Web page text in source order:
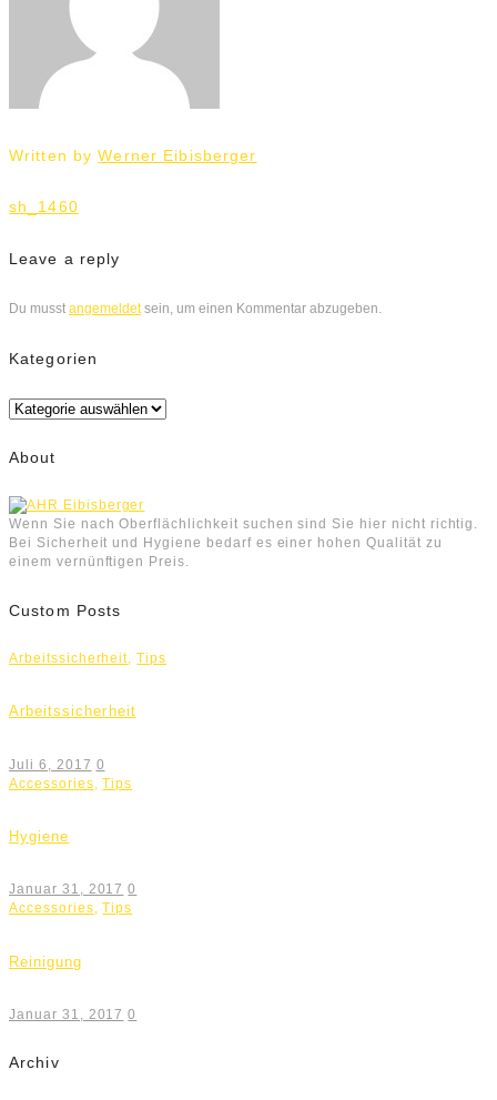
Written byWerner Eibisberger
Beitrags-
Navigation
sh_1460
Leave a reply
Du musst angemeldetsein, um einen Kommentar abzugeben.
Kategorien
Kategorien
About
Wenn Sie nach Oberflächlichkeit suchen sind Sie hier nicht richtig.
Bei Sicherheit und Hygiene bedarf es einer hohen Qualität zu
einem vernünftigen Preis.
Custom Posts
Arbeitssicherheit,Tips
Arbeitssicherheit
Juli 6, 2017 0
Accessories ,Tips
Hygiene
Januar 31, 2017 0
Accessories,Tips
Reinigung
Januar 31, 2017 0
Archiv